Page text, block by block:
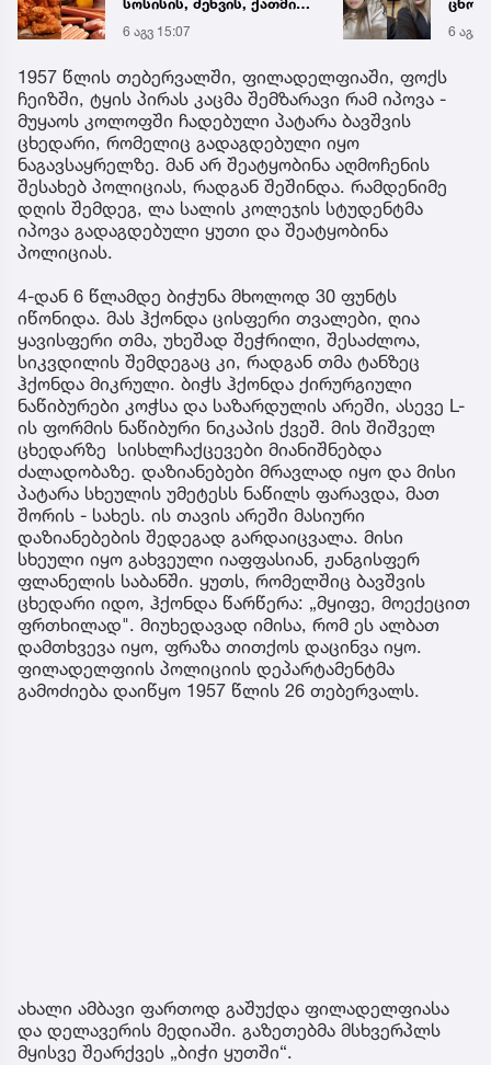
სოსისის, ძეხვის, ქათმის
„ნაგეთსებსა“ და
ნახევარფაბრიკატებში“ -
სურსათის უვნებლობის
სპეციალისტის მიმართვა
6 აგვ 15:07 6 აგვ
1957 წლის თებერვალში, ფილადელფიაში, ფოქს
ჩეიზში, ტყის პირას კაცმა შემზარავი რამ იპოვა -
მუყაოს კოლოფში ჩადებული პატარა ბავშვის
ცხედარი, რომელიც გადაგდებული იყო
ნაგავსაყრელზე. მან არ შეატყობინა აღმოჩენის
შესახებ პოლიციას, რადგან შეშინდა. რამდენიმე
დღის შემდეგ, ლა სალის კოლეჯის სტუდენტმა
იპოვა გადაგდებული ყუთი და შეატყობინა
პოლიციას.
4-დან 6 წლამდე ბიჭუნა მხოლოდ 30 ფუნტს
იწონიდა. მას ჰქონდა ცისფერი თვალები, ღია
ყავისფერი თმა, უხეშად შეჭრილი, შესაძლოა,
სიკვდილის შემდეგაც კი, რადგან თმა ტანზეც
ჰქონდა მიკრული. ბიჭს ჰქონდა ქირურგიული
ნაწიბურები კოჭსა და საზარდულის არეში, ასევე L-
ის ფორმის ნაწიბური ნიკაპის ქვეშ. მის შიშველ
ცხედარზე სისხლჩაქცევები მიანიშნებდა
ძალადობაზე. დაზიანებები მრავლად იყო და მისი
პატარა სხეულის უმეტესს ნაწილს ფარავდა, მათ
შორის - სახეს. ის თავის არეში მასიური
დაზიანებების შედეგად გარდაიცვალა. მისი
სხეული იყო გახვეული იაფფასიან, ჟანგისფერ
ფლანელის საბანში. ყუთს, რომელშიც ბავშვის
ცხედარი იდო, ჰქონდა წარწერა: „მყიფე, მოექეცით
ფრთხილად". მიუხედავად იმისა, რომ ეს ალბათ
დამთხვევა იყო, ფრაზა თითქოს დაცინვა იყო.
ფილადელფიის პოლიციის დეპარტამენტმა
გამოძიება დაიწყო 1957 წლის 26 თებერვალს.
ახალი ამბავი ფართოდ გაშუქდა ფილადელფიასა
და დელავერის მედიაში. გაზეთებმა მსხვერპლს
მყისვე შეარქვეს „ბიჭი ყუთში“.